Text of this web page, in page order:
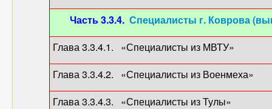
Часть 3.3.4. Специалисты г. Коврова
Глава 3.3.4.1. «Специалисты из МВТУ»
Глава 3.3.4.2. «Специалисты из Военмеха»
Глава 3.3.4.3. «Специалисты из Тулы»